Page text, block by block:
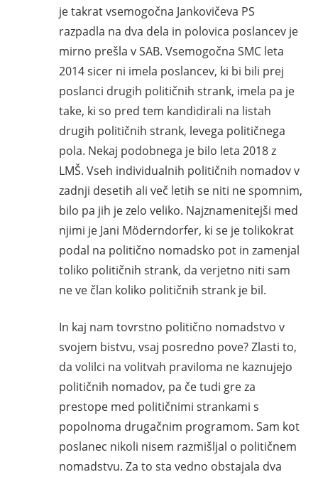
je takrat vsemogočna Jankovičeva PS
razpadla na dva dela in polovica poslancev je
mirno prešla v SAB. Vsemogočna SMC leta
2014 sicer ni imela poslancev, ki bi bili prej
poslanci drugih političnih strank, imela pa je
take, ki so pred tem kandidirali na listah
drugih političnih strank, levega političnega
pola. Nekaj podobnega je bilo leta 2018 z
LMŠ. Vseh individualnih političnih nomadov v
zadnji desetih ali več letih se niti ne spomnim,
bilo pa jih je zelo veliko. Najznamenitejši med
njimi je Jani Möderndorfer, ki se je tolikokrat
podal na politično nomadsko pot in zamenjal
toliko političnih strank, da verjetno niti sam
ne ve član koliko političnih strank je bil.
In kaj nam tovrstno politično nomadstvo v
svojem bistvu, vsaj posredno pove? Zlasti to,
da volilci na volitvah praviloma ne kaznujejo
političnih nomadov, pa če tudi gre za
prestope med političnimi strankami s
popolnoma drugačnim programom. Sam kot
poslanec nikoli nisem razmišljal o političnem
nomadstvu. Za to sta vedno obstajala dva